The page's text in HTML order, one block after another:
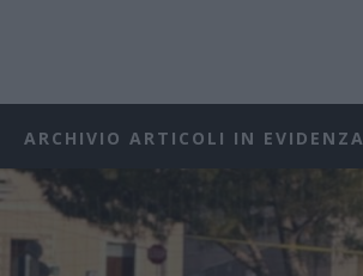
ARCHIVIO ARTICOLI IN EVIDENZA